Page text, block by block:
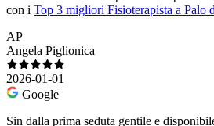
con i Top 3 migliori Fisioterapista a Palo
AP
Angela Piglionica
2026-01-01
Google
Sin dalla prima seduta gentile e